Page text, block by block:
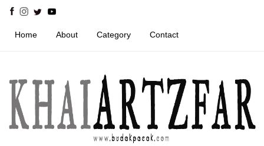
Home About Category Contact